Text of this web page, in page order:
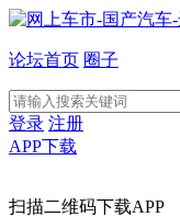
论坛首页 圈子
登录 注册
APP下载
扫描二维码下载APP